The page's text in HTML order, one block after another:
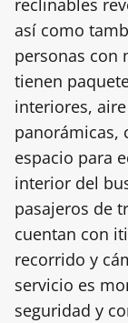
reclinables
así como
personas con
tienen
interiores,
panorámicas,
espacio para
interior del
pasajeros de
cuentan con
recorrido y
servicio es
seguridad y